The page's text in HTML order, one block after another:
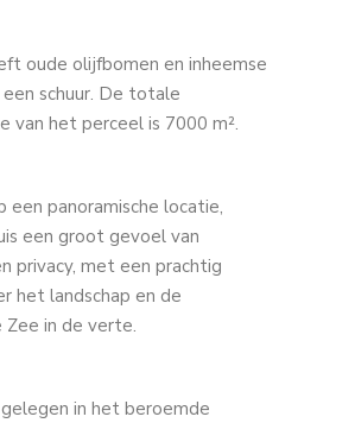
oude olijfbomen en inheemse
schuur. De totale
van het perceel is 7000 m².
een panoramische locatie,
een groot gevoel van
privacy, met een prachtig
het landschap en de
Zee in de verte.
in het beroemde